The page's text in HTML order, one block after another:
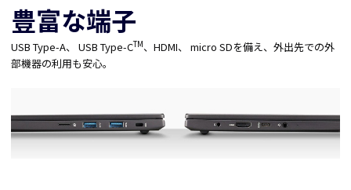
豊富な端子
USB Type-A、 USB Type-CTM、HDMI、 micro SDを備え、外出先での外
部機器の利用も安心。